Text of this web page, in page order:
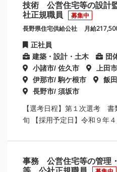
技術 公営住宅等の設計
社正規職員
募集中
長野県住宅供給公社 月給
正社員
建築・設計・土木
団
小諸市/ 佐久市
上田市
伊那市/ 駒ケ根市
飯
長野市/ 須坂市
【選考日程】第１次選考
旬 【採用予定日】令和９年
事務 公営住宅等の管理